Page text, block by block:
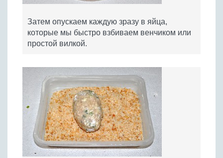
Затем опускаем каждую зразу в яйца,
которые мы быстро взбиваем венчиком или
простой вилкой.